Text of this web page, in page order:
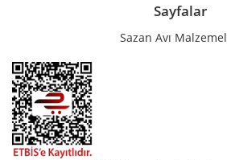
Sayfalar
Sazan Avı